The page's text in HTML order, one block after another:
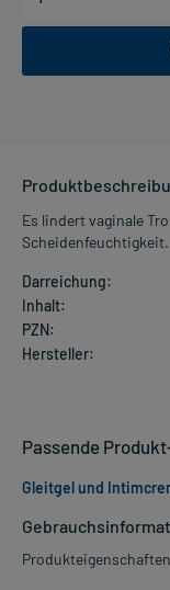
Es lindert vaginale
Scheidenfeuchtigkeit.
Darreichung:
Inhalt:
PZN:
Hersteller:
Passende
Gleitgel und